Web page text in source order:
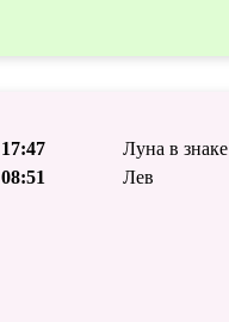
17:47
08:51
Луна в знаке
Лев